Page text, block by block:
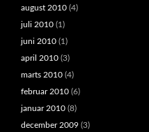
august 2010 (4)
juli 2010 (1)
juni 2010 (1)
april 2010 (3)
marts 2010 (4)
februar 2010 (6)
januar 2010 (8)
december 2009 (3)